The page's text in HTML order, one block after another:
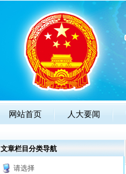
网站首页 人大要闻
文章栏目分类导航
请选择